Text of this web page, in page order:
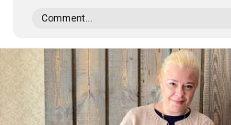
Comment...